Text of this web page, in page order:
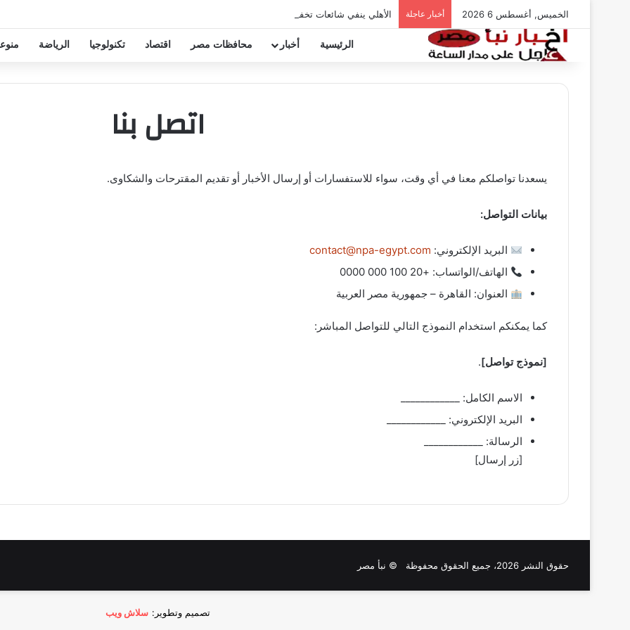
الخميس, أغسطس 6 2026 أخبار عاجلة الأهلي ينفي شائعات تخفيض عقود زيزو والشناوي
الرئيسية أخبار محافظات مصر اقتصاد تكنولوجيا الرياضة
اتصل بنا
يسعدنا تواصلكم معنا في أي وقت، سواء للاستفسارات أو إرسال الأخبار أو تقديم المقترحات والشكاوى.
بيانات التواصل:
البريد الإلكتروني: contact@npa-egypt.com
الهاتف/الواتساب: +20 100 000 0000
العنوان: القاهرة – جمهورية مصر العربية
كما يمكنكم استخدام النموذج التالي للتواصل المباشر:
[نموذج تواصل].
الاسم الكامل: ____________
البريد الإلكتروني: ____________
الرسالة: ____________
[زر إرسال]
حقوق النشر 2026، جميع الحقوق محفوظة © نبأ مصر
تصميم وتطوير: سلاش ويب